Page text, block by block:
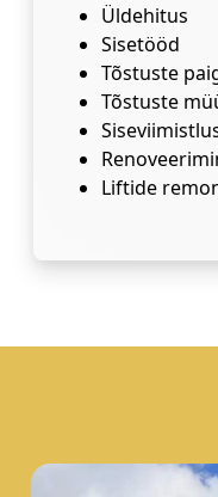
Üldehitus
Sisetööd
Tõstuste
Tõstuste
Liftide